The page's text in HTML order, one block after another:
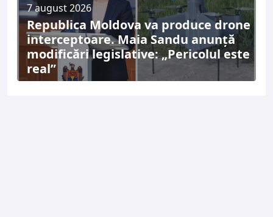
7 august 2026
Republica Moldova va produce drone
interceptoare. Maia Sandu anunță
modificări legislative: „Pericolul este
real”